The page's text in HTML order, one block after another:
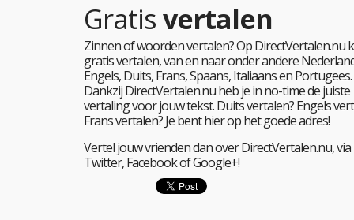
Gratisvertalen
Zinnen of woorden vertalen? Op DirectVertalen.nu
gratis vertalen, van en naar onder andere
Engels, Duits, Frans, Spaans, Italiaans en Portugees.
Dankzij DirectVertalen.nu heb je in no-time de juiste
vertaling voor jouw tekst. Duits vertalen? Engels
Frans vertalen? Je bent hier op het goede adres!
Vertel jouw vrienden dan over DirectVertalen.nu, via
Twitter, Facebook of Google+!